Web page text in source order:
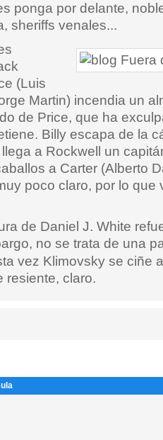
ponga por delante,
sheriffs venales...
(Luis
Martin) incendia un
de Price, que ha
Billy escapa de la
a Rockwell un
a Carter (Alberto
poco claro, por lo que
de Daniel J. White
no se trata de una
vez Klimovsky se ciñe
resiente, claro.